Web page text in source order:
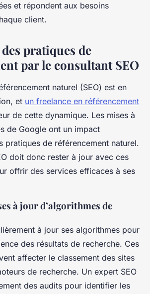
et répondent aux besoins
client.
pratiques de
par le consultant SEO
naturel (SEO) est en
et un freelance en référencement
de cette dynamique. Les mises à
de Google ont un impact
pratiques de référencement naturel.
doit donc rester à jour avec ces
offrir des services efficaces à ses
à jour d’algorithmes de
à jour ses algorithmes pour
des résultats de recherche. Ces
affecter le classement des sites
de recherche. Un expert SEO
des audits pour identifier les